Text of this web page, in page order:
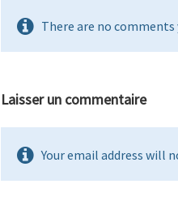
There are no comments
Laisser un commentaire
Your email address will